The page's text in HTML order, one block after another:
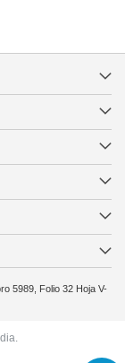
5989, Folio 32 Hoja V-